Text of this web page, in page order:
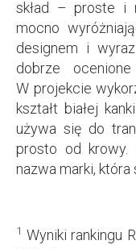
skład – proste i
mocno
designem i
dobrze
W projekcie
kształt białej
używa się do
prosto od krowy.
nazwa marki, która
1 Wyniki rankingu